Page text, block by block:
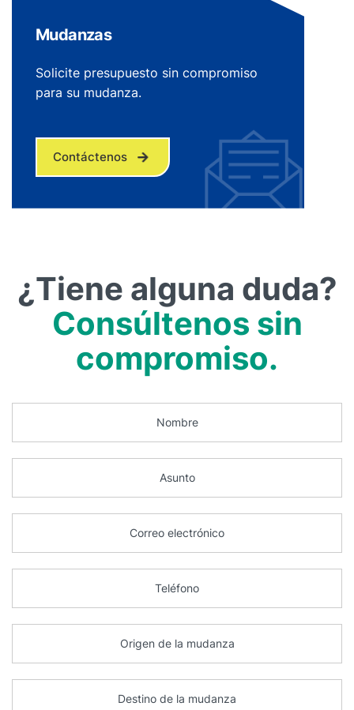
Mudanzas
Solicite presupuesto sin compromiso
para su mudanza.
Contáctenos
¿Tiene alguna duda?
Consúltenos sin
compromiso.